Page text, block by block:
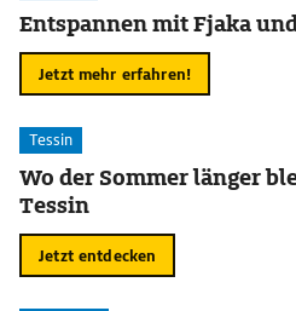
Entspannen mit Fjaka
Jetzt mehr erfahren!
Tessin
Wo der Sommer länger
Tessin
Jetzt entdecken